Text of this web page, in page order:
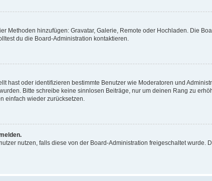
Methoden hinzufügen: Gravatar, Galerie, Remote oder Hochladen. Die
du die Board-Administration kontaktieren.
oder identifizieren bestimmte Benutzer wie Moderatoren und
Bitte schreibe keine sinnlosen Beiträge, nur um deinen Rang zu
einfach wieder zurücksetzen.
nutzen, falls diese von der Board-Administration freigeschaltet wurde.